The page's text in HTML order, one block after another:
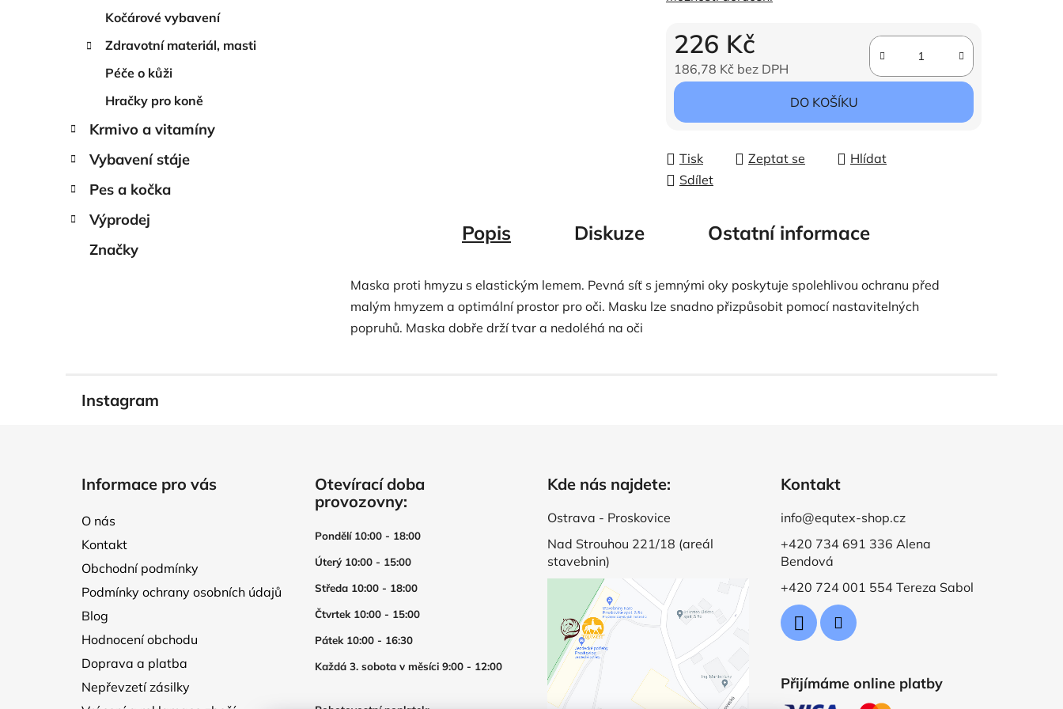
Kočárové vybavení
Zdravotní materiál, masti
Péče o kůži
Hračky pro koně
Krmivo a vitamíny
Vybavení stáje
Pes a kočka
Výprodej
Značky
226 Kč
186,78 Kč bez DPH
Měrná cena:
DO KOŠÍKU
Tisk Zeptat se
Hlídat
Sdílet
Popis Diskuze Ostatní informace
Maska proti hmyzu s elastickým lemem. Pevná síť s jemnými oky poskytuje spolehlivou ochranu před
malým hmyzem a optimální prostor pro oči. Masku lze snadno přizpůsobit pomocí nastavitelných
popruhů. Maska dobře drží tvar a nedoléhá na oči
Instagram
Informace pro vás
O nás
Kontakt
Obchodní podmínky
Podmínky ochrany osobních údajů
Blog
Hodnocení obchodu
Doprava a platba
Nepřevzetí zásilky
Otevírací doba
provozovny:
Pondělí 10:00 - 18:00
Úterý 10:00 - 15:00
Středa 10:00 - 18:00
Čtvrtek 10:00 - 15:00
Pátek 10:00 - 16:30
Každá 3. sobota v měsíci 9:00 - 12:00
Kde nás najdete:
Ostrava - Proskovice
Nad Strouhou 221/18 (areál
stavebnin)
Kontakt
info@equtex-shop.cz
+420 734 691 336 Alena
Bendová
+420 724 001 554 Tereza Sabol
Přijímáme online platby